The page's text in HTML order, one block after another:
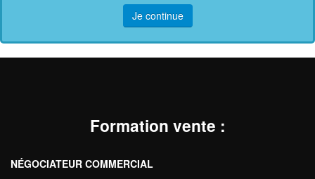
Je continue
Formation vente :
NÉGOCIATEUR COMMERCIAL